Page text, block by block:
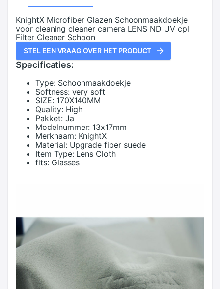
KnightX Microfiber Glazen Schoonmaakdoekje
voor cleaning cleaner camera LENS ND UV cpl
Filter Cleaner Schoon
STEL EEN VRAAG OVER HET PRODUCT
Specificaties:
Type: Schoonmaakdoekje
Softness: very soft
SIZE: 170X140MM
Quality: High
Pakket: Ja
Modelnummer: 13x17mm
Merknaam: KnightX
Material: Upgrade fiber suede
Item Type: Lens Cloth
fits: Glasses